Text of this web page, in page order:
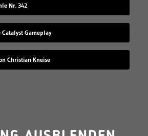
Nr. 342
Catalyst Gameplay
Christian Kneise